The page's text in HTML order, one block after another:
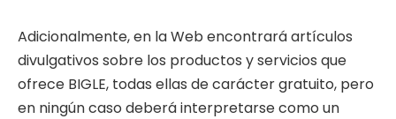
Adicionalmente, en la Web encontrará artículos
divulgativos sobre los productos y servicios que
ofrece BIGLE, todas ellas de carácter gratuito, pero
en ningún caso deberá interpretarse como un